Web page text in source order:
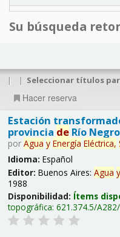
Su búsqueda
| | Seleccionar títulos
Hacer reserva
Estación
provincia deRío Negro
por Agua y Energía Eléctrica,
Idioma: Español
Editor: Buenos Aires: Agua y
1988
Disponibilidad: Ítems
topográfica: 621.374.5/